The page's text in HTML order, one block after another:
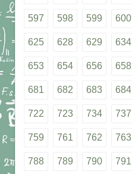
597 598 599 600
625 628 629 634
653 654 656 658
681 682 683 684
722 723 734 737
759 761 762 763
788 789 790 791